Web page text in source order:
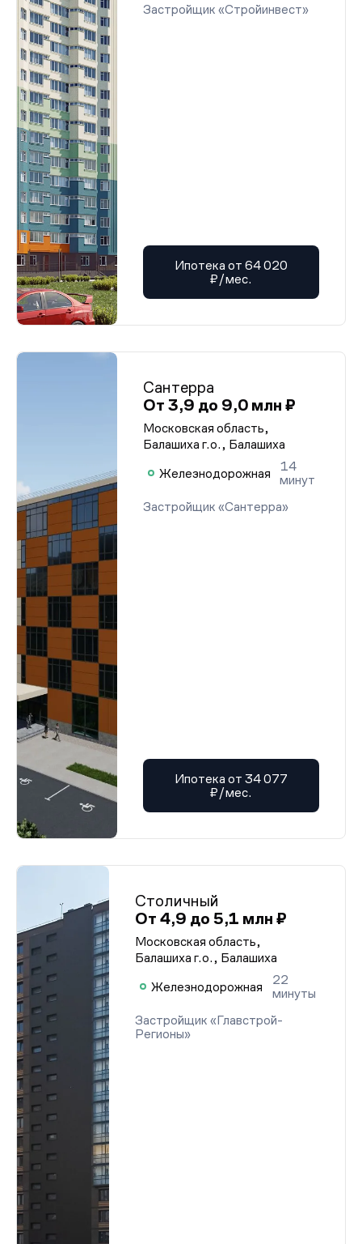
Застройщик «Стройинвест»
Ипотека от 64 020
₽/мес.
Сантерра
От 3,9 до 9,0 млн ₽
Московская область,
Балашиха г.о., Балашиха
Железнодорожная
14
минут
Застройщик «Сантерра»
Ипотека от 34 077
₽/мес.
Столичный
От 4,9 до 5,1 млн ₽
Московская область,
Балашиха г.о., Балашиха
Железнодорожная
22
минуты
Застройщик «Главстрой-
Регионы»